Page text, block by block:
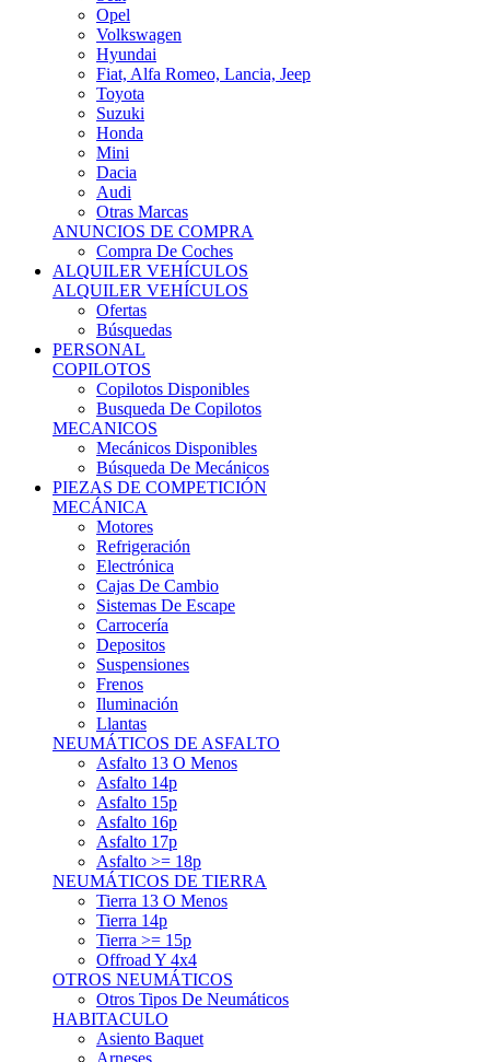
Opel
Volkswagen
Hyundai
Fiat, Alfa Romeo, Lancia, Jeep
Toyota
Suzuki
Honda
Mini
Dacia
Audi
Otras Marcas
ANUNCIOS DE COMPRA
Compra De Coches
ALQUILER VEHÍCULOS
ALQUILER VEHÍCULOS
Ofertas
Búsquedas
PERSONAL
COPILOTOS
Copilotos Disponibles
Busqueda De Copilotos
MECANICOS
Mecánicos Disponibles
Búsqueda De Mecánicos
PIEZAS DE COMPETICIÓN
MECÁNICA
Motores
Refrigeración
Electrónica
Cajas De Cambio
Sistemas De Escape
Carrocería
Depositos
Suspensiones
Frenos
Iluminación
Llantas
NEUMÁTICOS DE ASFALTO
Asfalto 13 O Menos
Asfalto 14p
Asfalto 15p
Asfalto 16p
Asfalto 17p
Asfalto >= 18p
NEUMÁTICOS DE TIERRA
Tierra 13 O Menos
Tierra 14p
Tierra >= 15p
Offroad Y 4x4
OTROS NEUMÁTICOS
Otros Tipos De Neumáticos
HABITACULO
Asiento Baquet
Arneses